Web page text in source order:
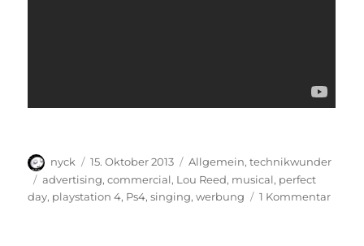
Autor
nyck
Veröffentlicht
am
15. Oktober 2013 Kategorien
Allgemein,technikwunder
Schlagwörter
advertising,commercial, Lou Reed, musical, perfect
day, playstation 4, Ps4,singing,werbung 1 Kommentarzu